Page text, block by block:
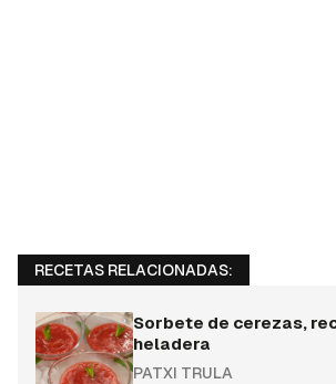
RECETAS RELACIONADAS:
Sorbete de cerezas,
heladera
PATXI TRULA